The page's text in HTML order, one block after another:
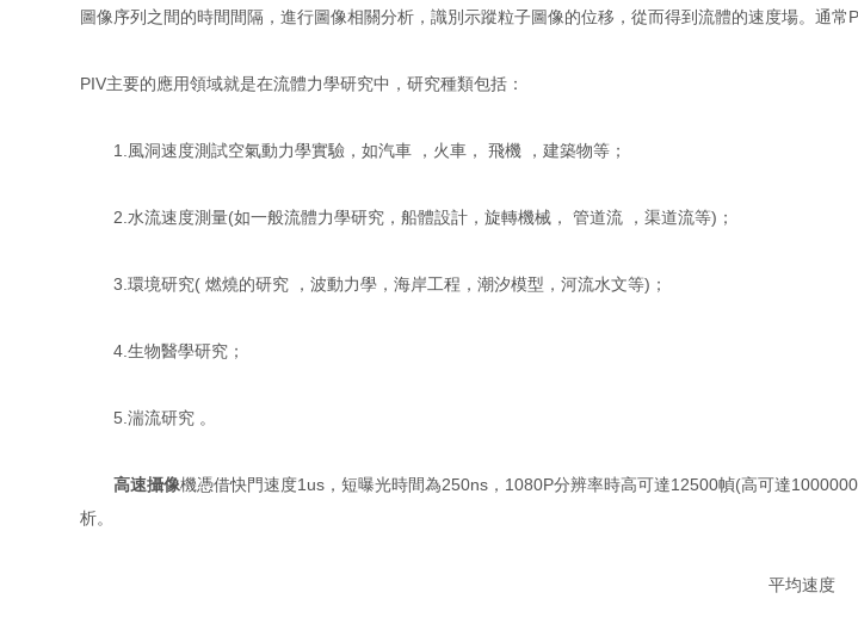
圖像序列之間的時間間隔，進行圖像相關分析，識別示蹤粒子圖像的位移，從而得到流體的速度場。通
PIV主要的應用領域就是在流體力學研究中，研究種類包括：
1.風洞速度測試空氣動力學實驗，如汽車 ，火車， 飛機 ，建築物等；
2.水流速度測量(如一般流體力學研究，船體設計，旋轉機械， 管道流 ，渠道流等)；
3.環境研究( 燃燒的研究 ，波動力學，海岸工程，潮汐模型，河流水文等)；
4.生物醫學研究；
5.湍流研究 。
高速攝像機憑借快門速度1us，短曝光時間為250ns，1080P分辨率時高可達12500幀(高可達
析。
平均速度